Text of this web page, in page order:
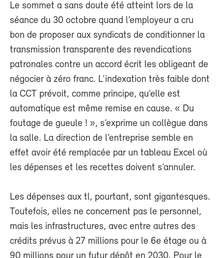
Le sommet a sans doute été atteint lors de la
séance du 30 octobre quand l’employeur a cru
bon de proposer aux syndicats de conditionner la
transmission transparente des revendications
patronales contre un accord écrit les obligeant de
négocier à zéro franc. L’indexation très faible dont
la CCT prévoit, comme principe, qu’elle est
automatique est même remise en cause. « Du
foutage de gueule ! », s’exprime un collègue dans
la salle. La direction de l’entreprise semble en
effet avoir été remplacée par un tableau Excel où
les dépenses et les recettes doivent s’annuler.
Les dépenses aux tl, pourtant, sont gigantesques.
Toutefois, elles ne concernent pas le personnel,
mais les infrastructures, avec entre autres des
crédits prévus à 27 millions pour le 6e étage ou à
90 millions pour un futur dépôt en 2030. Pour le